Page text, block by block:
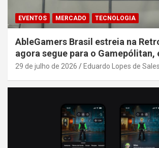
EVENTOS MERCADO TECNOLOGIA
AbleGamers Brasil estreia na
agora segue para o Gamepólitan,
29 de julho de 2026 Eduardo Lopes de Sales